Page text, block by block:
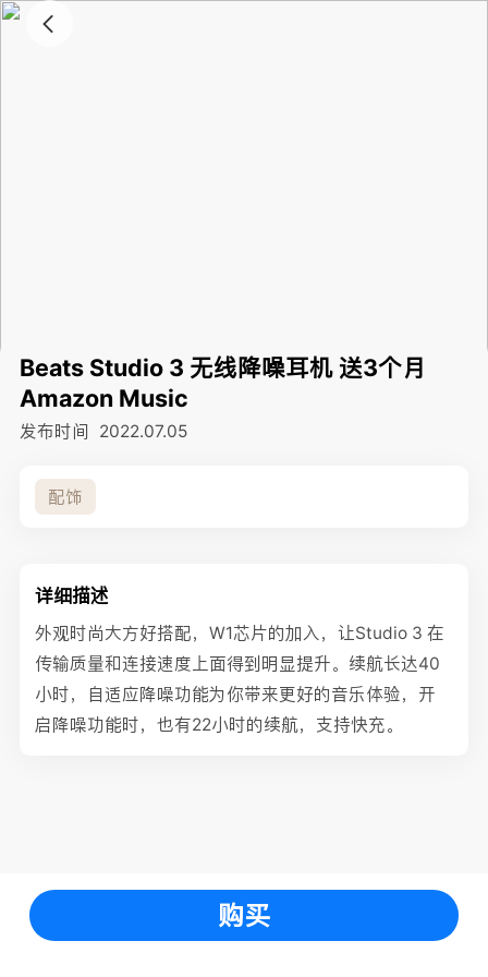
Beats Studio 3 无线降噪耳机 送3个月
Amazon Music
发布时间 2022.07.05
配饰
详细描述
外观时尚大方好搭配，W1芯片的加入，让Studio 3 在
传输质量和连接速度上面得到明显提升。续航长达40
小时，自适应降噪功能为你带来更好的音乐体验，开
启降噪功能时，也有22小时的续航，支持快充。
购买